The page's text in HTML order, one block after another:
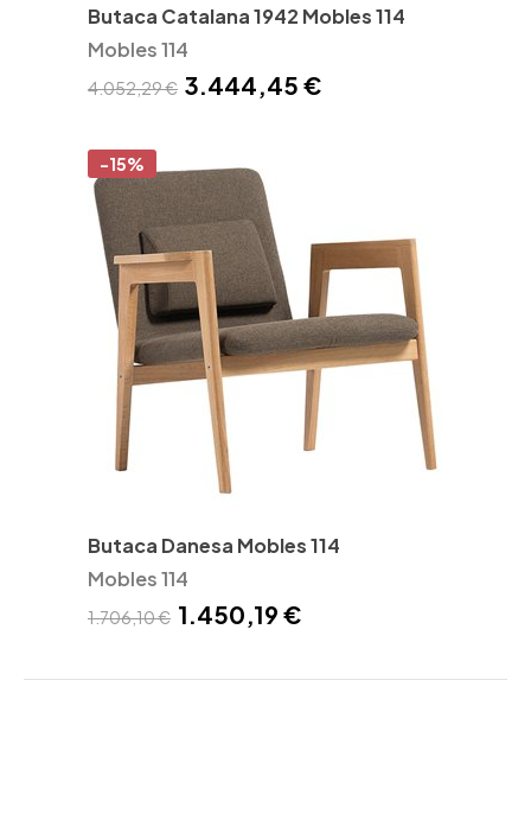
Butaca Catalana 1942 Mobles 114
Mobles 114
4.052,29 € 3.444,45 €
-15%
Butaca Danesa Mobles 114
Mobles 114
1.706,10 € 1.450,19 €